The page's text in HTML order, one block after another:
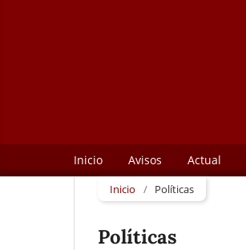
Inicio Avisos Actual
Inicio / Políticas
Políticas